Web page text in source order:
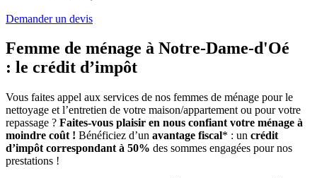
Demander un devis
Femme de ménage à Notre-Dame-d'Oé
: le crédit d’impôt
Vous faites appel aux services de nos femmes de ménage pour le
nettoyage et l’entretien de votre maison/appartement ou pour votre
repassage ? Faites-vous plaisir en nous confiant votre ménage à
moindre coût ! Bénéficiez d’un avantage fiscal* : un crédit
d’impôt correspondant à 50% des sommes engagées pour nos
prestations !